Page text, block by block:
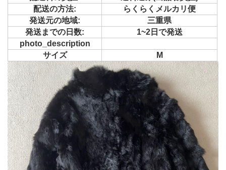
配送の方法:
らくらくメルカリ便
発送元の地域:
三重県
発送までの日数:
1~2日で発送
photo_description
サイズ
M